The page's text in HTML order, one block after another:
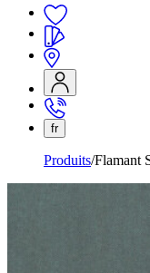
fr
Produits Flamant